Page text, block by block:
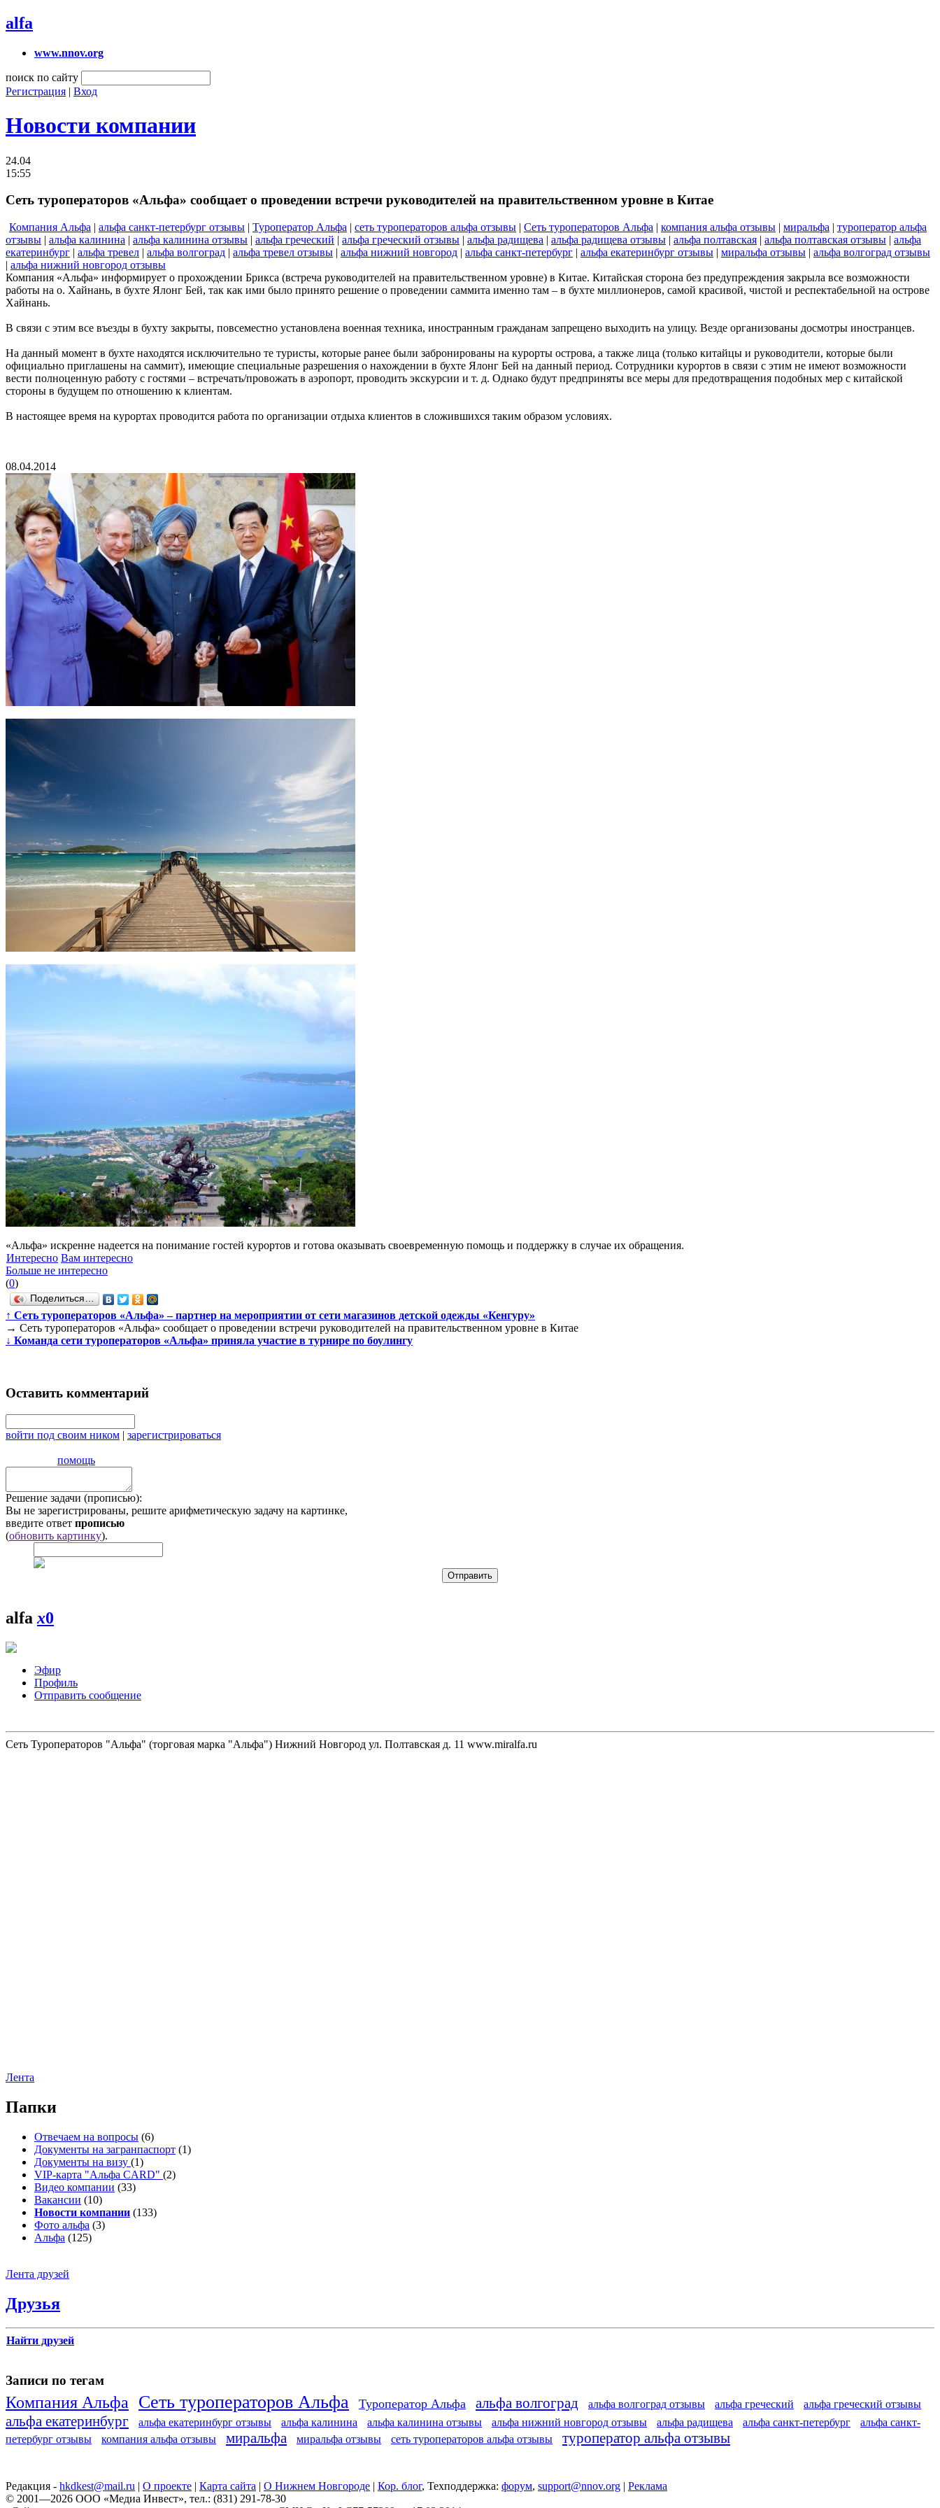
alfa
www.nnov.org
поиск по сайту
Регистрация | Вход
Новости компании
24.04
15:55
Сеть туроператоров «Альфа» сообщает о проведении встречи руководителей на правительственном уровне в Китае
Компания Альфа | альфа санкт-петербург отзывы | Туроператор Альфа | сеть туроператоров альфа отзывы | Сеть туроператоров Альфа | компания альфа отзывы | миральфа | туроператор альфа
отзывы | альфа калинина | альфа калинина отзывы | альфа греческий | альфа греческий отзывы | альфа радищева | альфа радищева отзывы | альфа полтавская | альфа полтавская отзывы | альфа
екатеринбург | альфа тревел | альфа волгоград | альфа тревел отзывы | альфа нижний новгород | альфа санкт-петербург | альфа екатеринбург отзывы | миральфа отзывы | альфа волгоград отзывы
| альфа нижний новгород отзывы
Компания «Альфа» информирует о прохождении Брикса (встреча руководителей на правительственном уровне) в Китае. Китайская сторона без предупреждения закрыла все возможности
работы на о. Хайнань, в бухте Ялонг Бей, так как ими было принято решение о проведении саммита именно там – в бухте миллионеров, самой красивой, чистой и респектабельной на острове
Хайнань.
В связи с этим все въезды в бухту закрыты, повсеместно установлена военная техника, иностранным гражданам запрещено выходить на улицу. Везде организованы досмотры иностранцев.
На данный момент в бухте находятся исключительно те туристы, которые ранее были забронированы на курорты острова, а также лица (только китайцы и руководители, которые были
официально приглашены на саммит), имеющие специальные разрешения о нахождении в бухте Ялонг Бей на данный период. Сотрудники курортов в связи с этим не имеют возможности
вести полноценную работу с гостями – встречать/провожать в аэропорт, проводить экскурсии и т. д. Однако будут предприняты все меры для предотвращения подобных мер с китайской
стороны в будущем по отношению к клиентам.
В настоящее время на курортах проводится работа по организации отдыха клиентов в сложившихся таким образом условиях.
08.04.2014
«Альфа» искренне надеется на понимание гостей курортов и готова оказывать своевременную помощь и поддержку в случае их обращения.
Интересно Вам интересно
Больше не интересно
(0)
Поделиться…
↑ Сеть туроператоров «Альфа» – партнер на мероприятии от сети магазинов детской одежды «Кенгуру»
→ Сеть туроператоров «Альфа» сообщает о проведении встречи руководителей на правительственном уровне в Китае
↓ Команда сети туроператоров «Альфа» приняла участие в турнире по боулингу
Оставить комментарий
войти под своим ником | зарегистрироваться
помощь
Решение задачи (прописью):
Вы не зарегистрированы, решите арифметическую задачу на картинке,
введите ответ прописью
(обновить картинку).
alfax0
Эфир
Профиль
Отправить сообщение
Сеть Туроператоров "Альфа" (торговая марка "Альфа") Нижний Новгород ул. Полтавская д. 11 www.miralfa.ru
Лента
Папки
Отвечаем на вопросы (6)
Документы на загранпаспорт (1)
Документы на визу (1)
VIP-карта "Альфа CARD" (2)
Видео компании (33)
Вакансии (10)
Новости компании (133)
Фото альфа (3)
Альфа (125)
Лента друзей
Друзья
Найти друзей
Записи по тегам
Компания Альфа Сеть туроператоров Альфа Туроператор Альфа альфа волгоград альфа волгоград отзывы альфа греческий альфа греческий отзывы
альфа екатеринбург альфа екатеринбург отзывы альфа калинина альфа калинина отзывы альфа нижний новгород отзывы альфа радищева альфа санкт-петербург
альфа санкт-
петербург отзывы
компания альфа отзывы миральфа миральфа отзывы сеть туроператоров альфа отзывы туроператор альфа отзывы
Редакция - hkdkest@mail.ru | О проекте | Карта сайта | О Нижнем Новгороде | Кор. блог, Техподдержка: форум, support@nnov.org | Реклама
© 2001—2026 ООО «Медиа Инвест», тел.: (831) 291-78-30